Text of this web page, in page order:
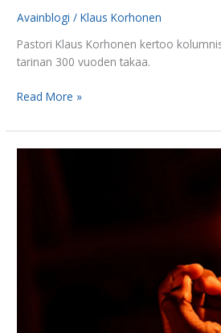
Avainblogi /Klaus Korhonen
Pastori Klaus Korhonen kertoo
tarinan 300 vuoden takaa.
Read More »